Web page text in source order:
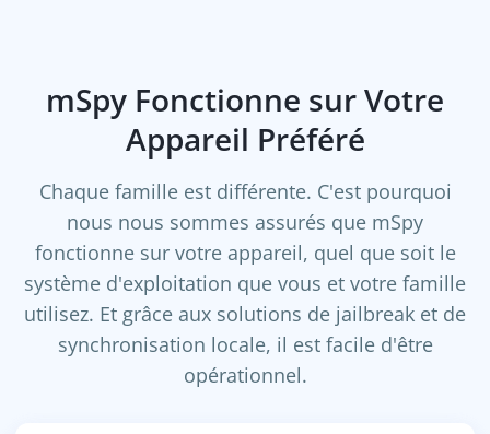
mSpy Fonctionne sur Votre
Appareil Préféré
Chaque famille est différente. C'est pourquoi
nous nous sommes assurés que mSpy
fonctionne sur votre appareil, quel que soit le
système d'exploitation que vous et votre famille
utilisez. Et grâce aux solutions de jailbreak et de
synchronisation locale, il est facile d'être
opérationnel.